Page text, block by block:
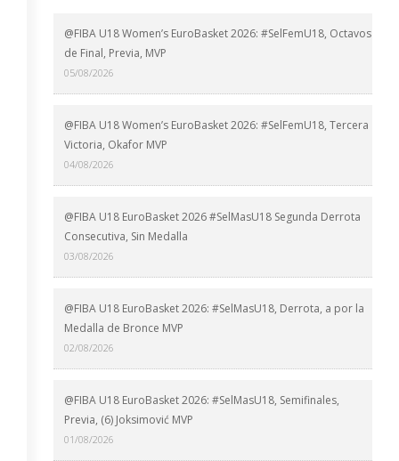
@FIBA U18 Women’s EuroBasket 2026: #SelFemU18, Octavos
de Final, Previa, MVP
05/08/2026
@FIBA U18 Women’s EuroBasket 2026: #SelFemU18, Tercera
Victoria, Okafor MVP
04/08/2026
@FIBA U18 EuroBasket 2026 #SelMasU18 Segunda Derrota
Consecutiva, Sin Medalla
03/08/2026
@FIBA U18 EuroBasket 2026: #SelMasU18, Derrota, a por la
Medalla de Bronce MVP
02/08/2026
@FIBA U18 EuroBasket 2026: #SelMasU18, Semifinales,
Previa, (6) Joksimović MVP
01/08/2026